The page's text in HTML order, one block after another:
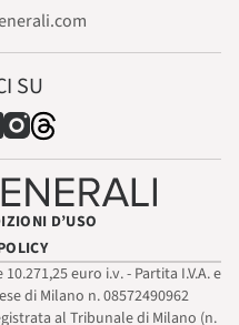
SU
D’USO
euro i.v. - Partita I.V.A. e
di Milano n. 08572490962
al Tribunale di Milano (n.